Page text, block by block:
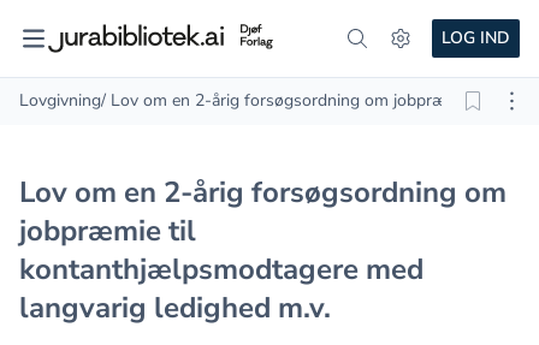
LOG IND
Lovgivning/ Lov om en 2-årig forsøgsordning om jobpræmie til
Lov om en 2-årig forsøgsordning om
jobpræmie til
kontanthjælpsmodtagere med
langvarig ledighed m.v.